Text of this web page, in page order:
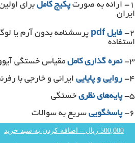
۱- ارائه به صورت
پکیج کامل برای
ایران
۲- فایل pdf پرسشنامه بدون آرم یا
استفاده
۳- نمره گذاری کامل مقیاس خستگی
۴- روایی و پایایی ایرانی و خارجی با
۵-
پایه‌های نظری خستگی
۶-
پاسخگویی سریع به سوالات
500,000 ریال – اضافه کردن به سبد خرید